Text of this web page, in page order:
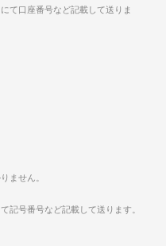
て口座番号など記載して送りま
ません。
記号番号など記載して送ります。